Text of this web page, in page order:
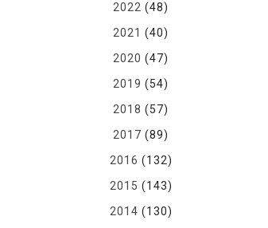
2022 (48)
2021 (40)
2020 (47)
2019 (54)
2018 (57)
2017 (89)
2016 (132)
2015 (143)
2014 (130)